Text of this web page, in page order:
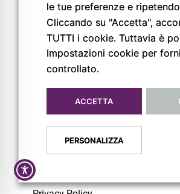
© Copyright 2026
Pigreco Srl Unipersonale
P. IVA: 02789840341
REA: PR-267093
le tue preferenze e
Cliccando su "Accetta",
TUTTI i cookie. Tuttavia è
Impostazioni cookie per
controllato.
ACCETTA
PERSONALIZZA